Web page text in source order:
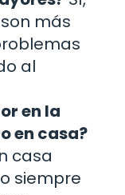
más
al
en la
en casa?
casa
siempre